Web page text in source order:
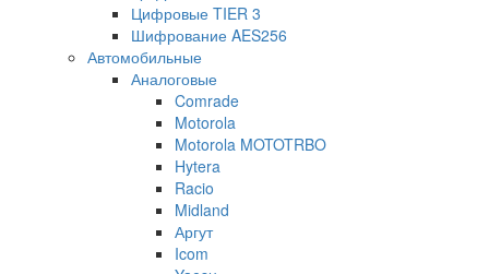
Цифровые TIER 3
Шифрование AES256
Автомобильные
Аналоговые
Comrade
Motorola
Motorola MOTOTRBO
Hytera
Racio
Midland
Аргут
Icom